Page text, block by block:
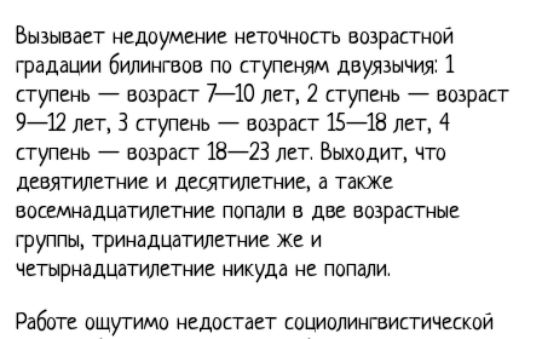
Вызывает недоумение неточность возрастной
градации билингвов по ступеням двуязычия: 1
ступень — возраст 7—10 лет, 2 ступень — возраст
9—12 лет, 3 ступень — возраст 15—18 лет, 4
ступень — возраст 18—23 лет. Выходит, что
девятилетние и десятилетние, а также
восемнадцатилетние попали в две возрастные
группы, тринадцатилетние же и
четырнадцатилетние никуда не попали.
Работе ощутимо недостает социолингвистической